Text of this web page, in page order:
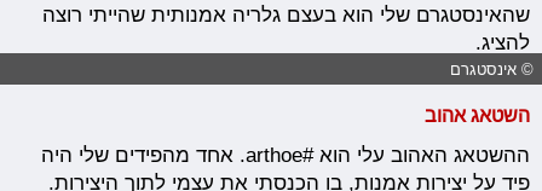
שהאינסטגרם שלי הוא בעצם גלריה אמנותית שהייתי רוצה
להציג.
© אינסטגרם
השטאג אהוב
ההשטאג האהוב עלי הוא #arthoe. אחד מהפידים שלי היה
פיד על יצירות אמנות, בו הכנסתי את עצמי לתוך היצירות.